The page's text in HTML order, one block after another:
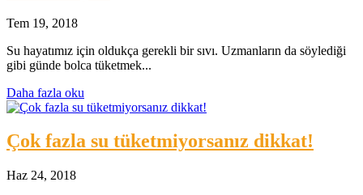
Tem 19, 2018
Su hayatımız için oldukça gerekli bir sıvı. Uzmanların da söylediği
gibi günde bolca tüketmek...
Daha fazla oku
Çok fazla su tüketmiyorsanız dikkat!
Haz 24, 2018